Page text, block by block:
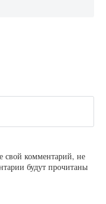
свой комментарий, не
будут прочитаны